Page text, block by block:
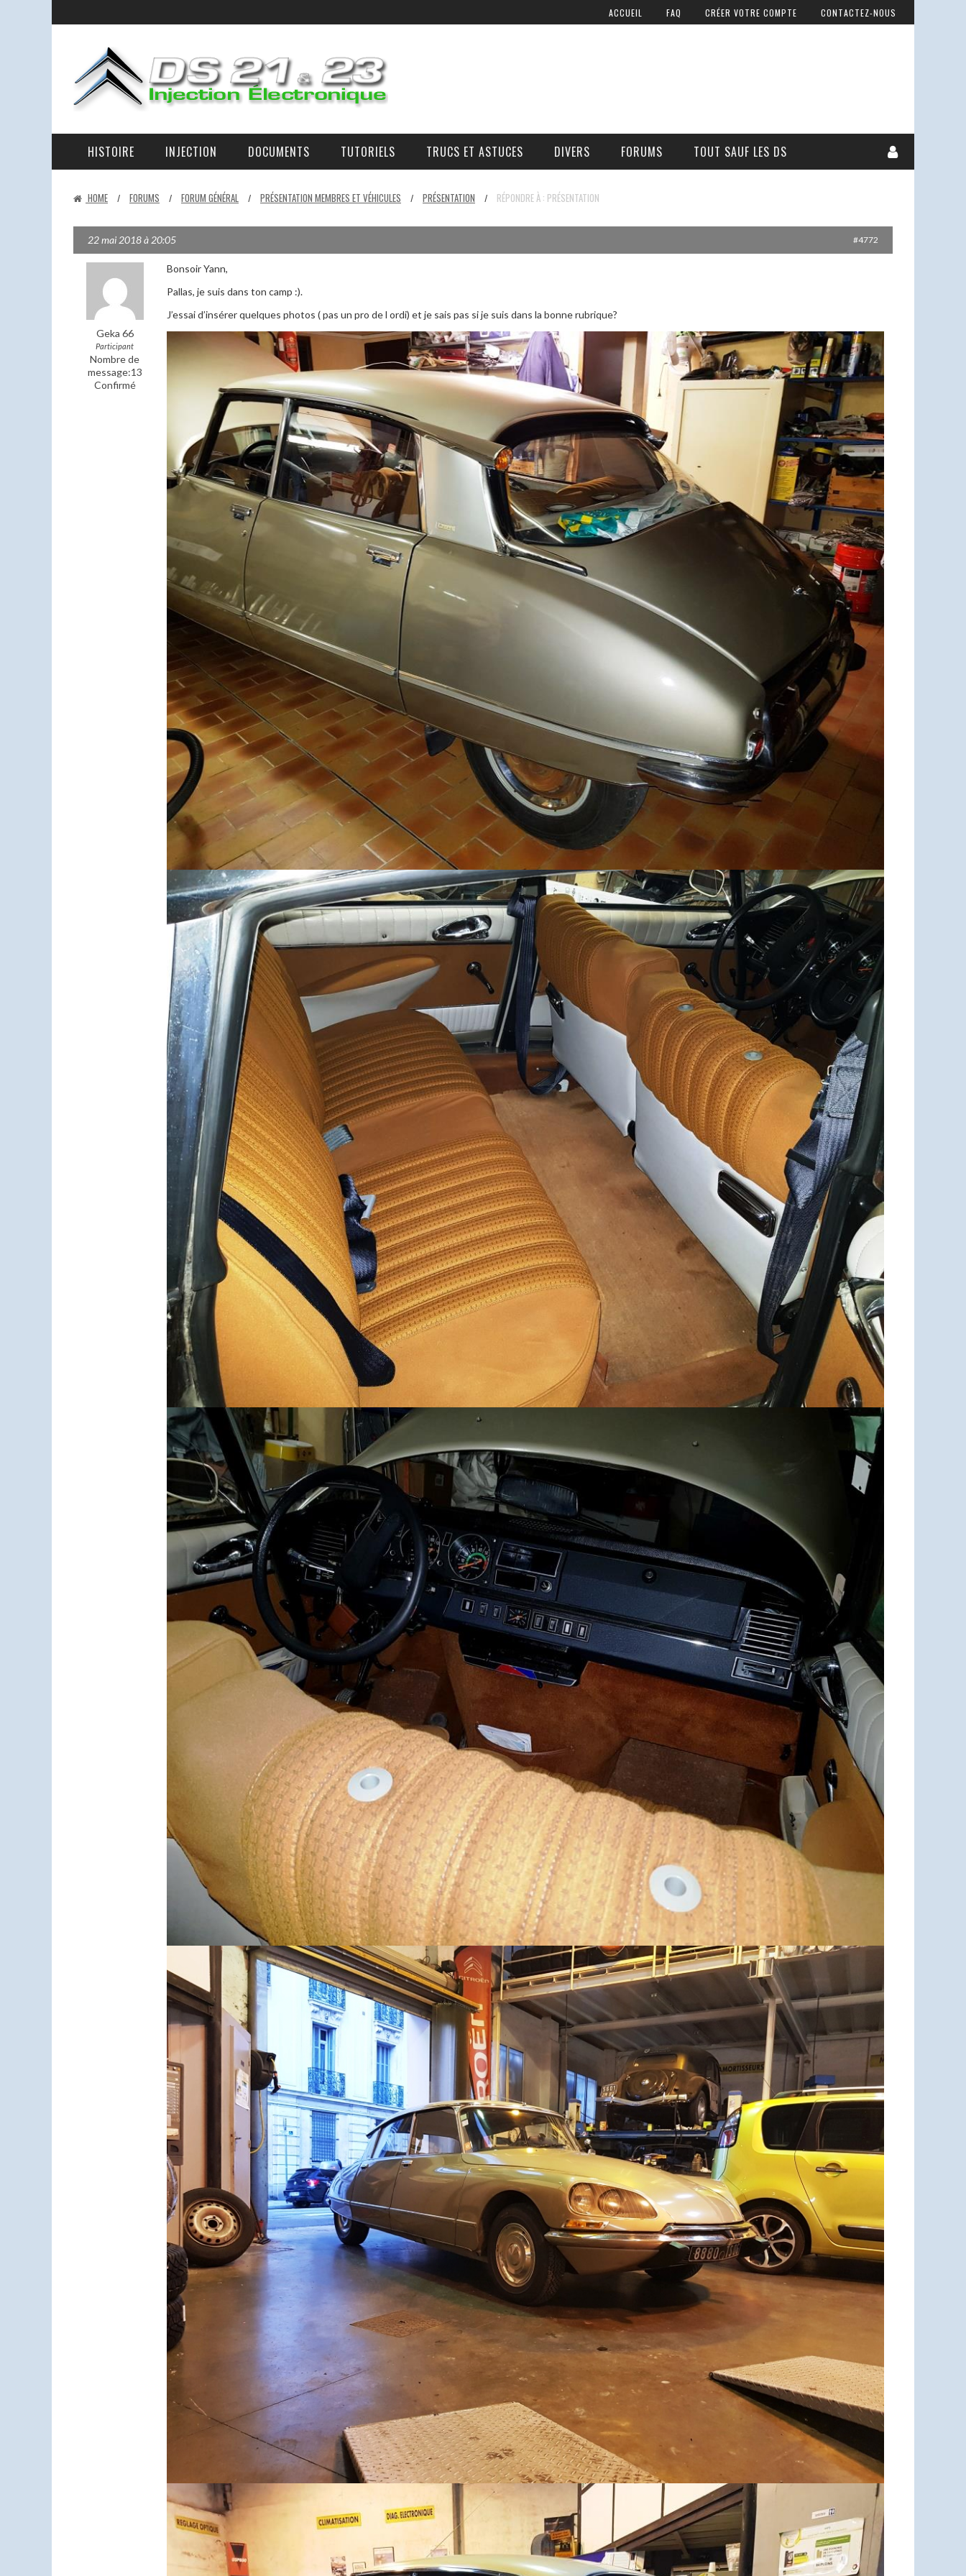
ACCUEIL FAQ CRÉER VOTRE COMPTE CONTACTEZ-NOUS
HISTOIRE INJECTION DOCUMENTS TUTORIELS TRUCS ET ASTUCES DIVERS FORUMS TOUT SAUF LES DS
HOME / FORUMS / FORUM GÉNÉRAL / PRÉSENTATION MEMBRES ET VÉHICULES / PRÉSENTATION / RÉPONDRE À : PRÉSENTATION
22 mai 2018 à 20:05 #4772
Geka 66
Participant
Nombre de
message:13
Confirmé
Bonsoir Yann,
Pallas, je suis dans ton camp :).
J’essai d’insérer quelques photos ( pas un pro de l ordi) et je sais pas si je suis dans la bonne rubrique?